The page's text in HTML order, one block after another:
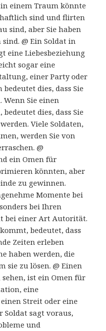
einem Traum könnte
sind und flirten
sind, aber Sie haben
@ Ein Soldat in
eine Liebesbeziehung
sogar eine
einer Party oder
dies, dass Sie
Sie einen
dies, dass Sie
Viele Soldaten,
werden Sie von
@
ein Omen für
könnten, aber
zu gewinnen.
Momente bei
bei Ihren
bei einer Art Autorität.
bedeutet, dass
Zeiten erleben
haben werden, die
sie zu lösen. @ Einen
ist ein Omen für
eine
Streit oder eine
Soldat sagt voraus,
und